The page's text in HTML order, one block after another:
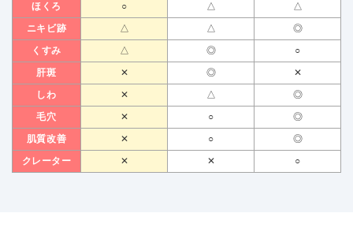
ほくろ
○ △
△
ニキビ跡
△ △
◎
くすみ
△ ◎
○
肝斑
✕ ◎
✕
しわ
✕ △
◎
毛穴
✕ ○
◎
肌質改善
✕ ○
◎
クレーター
✕ ✕ ○